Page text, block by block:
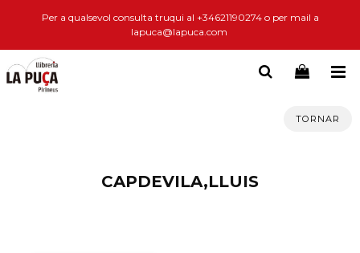
Per a qualsevol consulta truqui al +34621190274 o per mail a
lapuca@lapuca.com
TORNAR
CAPDEVILA,LLUIS